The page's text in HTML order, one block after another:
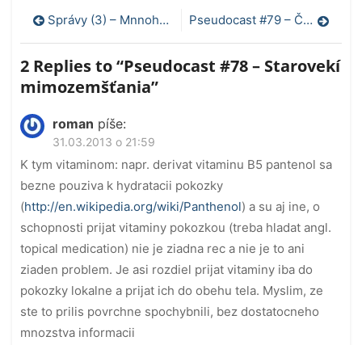
Navigácia
v
článku
Správy (3) – Mnnoho anglických lekárov ordinuje pacientom placebo Pseudocast #79 – Čas
2 Replies to “Pseudocast #78 – Starovekí
mimozemšťania”
roman píše:
31.03.2013 o 21:59
K tym vitaminom: napr. derivat vitaminu B5 pantenol sa
bezne pouziva k hydratacii pokozky
(http://en.wikipedia.org/wiki/Panthenol) a su aj ine, o
schopnosti prijat vitaminy pokozkou (treba hladat angl.
topical medication) nie je ziadna rec a nie je to ani
ziaden problem. Je asi rozdiel prijat vitaminy iba do
pokozky lokalne a prijat ich do obehu tela. Myslim, ze
ste to prilis povrchne spochybnili, bez dostatocneho
mnozstva informacii